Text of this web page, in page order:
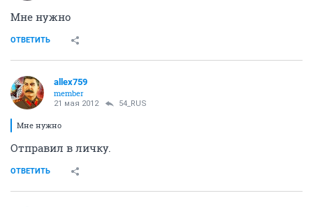
Мне нужно
ОТВЕТИТЬ
allex759
member
21 мая 2012 54_RUS
Мне нужно
Отправил в личку.
ОТВЕТИТЬ